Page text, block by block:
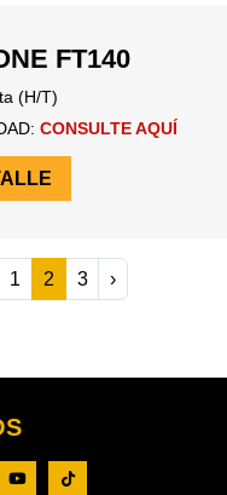
FT140
(H/T)
CONSULTE AQUÍ
1 2 3 ›